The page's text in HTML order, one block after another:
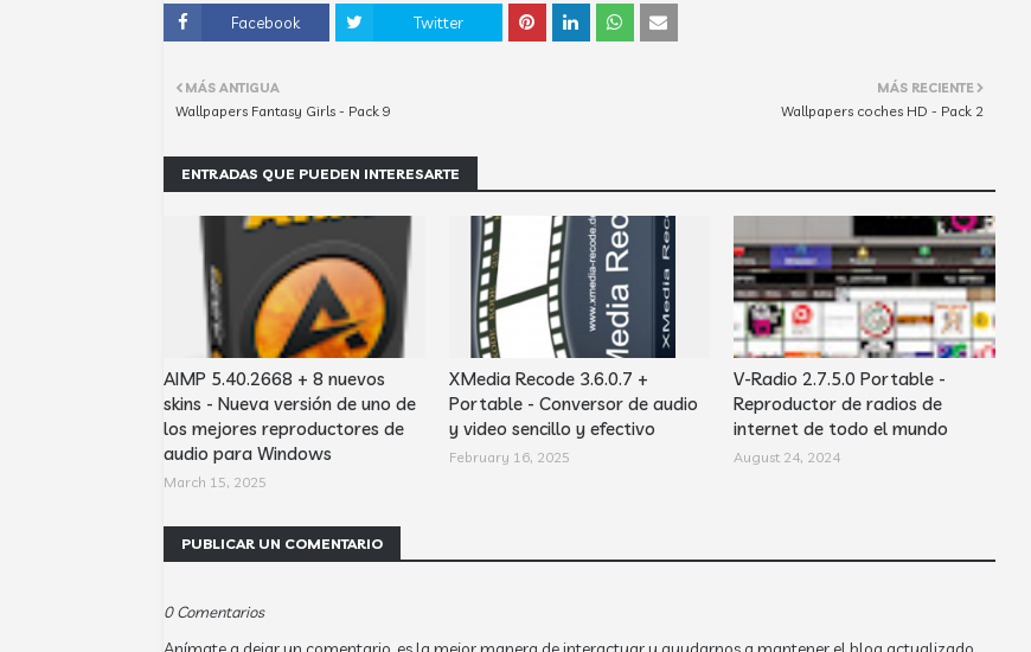
Facebook Twitter
MÁS RECIENTE
Wallpapers coches HD - Pack 2
MÁS ANTIGUA
Wallpapers Fantasy Girls - Pack 9
ENTRADAS QUE PUEDEN INTERESARTE
AIMP 5.40.2668 + 8 nuevos
skins - Nueva versión de uno de
los mejores reproductores de
audio para Windows
March 15, 2025
XMedia Recode 3.6.0.7 +
Portable - Conversor de audio
y video sencillo y efectivo
February 16, 2025
V-Radio 2.7.5.0 Portable -
Reproductor de radios de
internet de todo el mundo
August 24, 2024
PUBLICAR UN COMENTARIO
0 Comentarios